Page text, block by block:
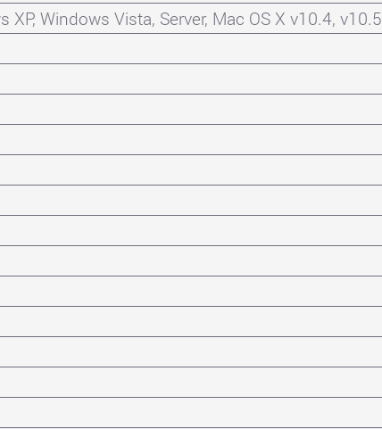
XP, Windows Vista, Server, Mac OS X v10.4, v10.5